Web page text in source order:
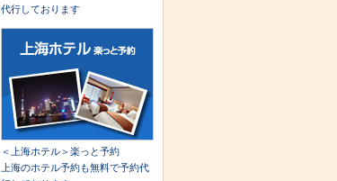
代行しております
＜上海ホテル＞楽っと予約
上海のホテル予約も無料で予約代